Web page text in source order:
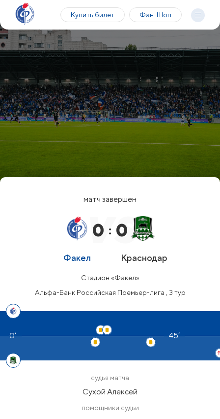
Купить билет Фан-Шоп
матч завершен
Факел
0 : 0
Краснодар
Стадион «Факел»
Альфа-Банк Российская Премьер-лига , 3 тур
45’
судья матча
Сухой Алексей
помощники судьи